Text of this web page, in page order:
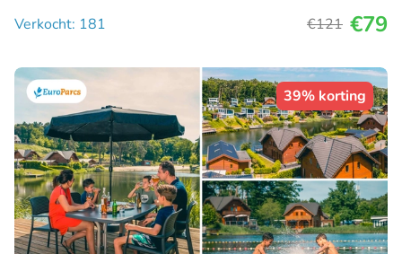
Verkocht: 181 €121 €79
39% korting